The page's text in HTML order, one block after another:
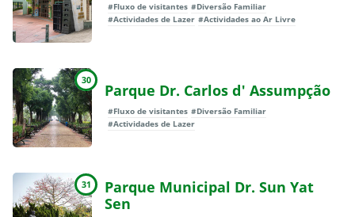
#Fluxo de visitantes #Diversão Familiar
#Actividades de Lazer #Actividades ao Ar Livre
30
Parque Dr. Carlos d' Assumpção
#Fluxo de visitantes #Diversão Familiar
#Actividades de Lazer
31
Parque Municipal Dr. Sun Yat
Sen